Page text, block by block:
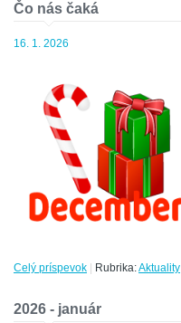
Čo nás čaká
16. 1. 2026
Celý príspevok Rubrika:Aktuality
2026 - január